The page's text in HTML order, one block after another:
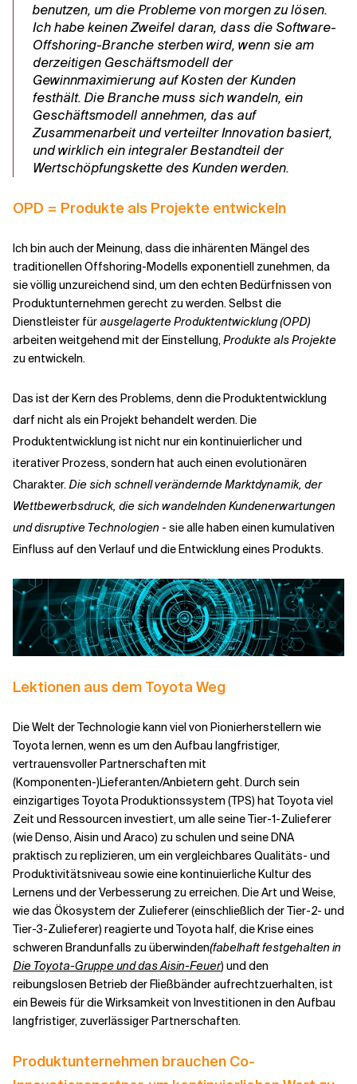
benutzen, um die Probleme von morgen zu lösen.
Ich habe keinen Zweifel daran, dass die Software-
Offshoring-Branche sterben wird, wenn sie am
derzeitigen Geschäftsmodell der
Gewinnmaximierung auf Kosten der Kunden
festhält. Die Branche muss sich wandeln, ein
Geschäftsmodell annehmen, das auf
Zusammenarbeit und verteilter Innovation basiert,
und wirklich ein integraler Bestandteil der
Wertschöpfungskette des Kunden werden.
OPD = Produkte als Projekte entwickeln
Ich bin auch der Meinung, dass die inhärenten Mängel des
traditionellen Offshoring-Modells exponentiell zunehmen, da
sie völlig unzureichend sind, um den echten Bedürfnissen von
Produktunternehmen gerecht zu werden. Selbst die
Dienstleister fürausgelagerte Produktentwicklung (OPD)
arbeiten weitgehend mit der Einstellung,Produkte als Projekte
zu entwickeln.
Das ist der Kern des Problems, denn die Produktentwicklung
darf nicht als ein Projekt behandelt werden. Die
Produktentwicklung ist nicht nur ein kontinuierlicher und
iterativer Prozess, sondern hat auch einen evolutionären
Charakter. Die sich schnell verändernde Marktdynamik, der
Wettbewerbsdruck, die sich wandelnden Kundenerwartungen
und disruptive Technologien - sie alle haben einen kumulativen
Einfluss auf den Verlauf und die Entwicklung eines Produkts.
Lektionen aus dem Toyota Weg
Die Welt der Technologie kann viel von Pionierherstellern wie
Toyota lernen, wenn es um den Aufbau langfristiger,
vertrauensvoller Partnerschaften mit
(Komponenten-)Lieferanten/Anbietern geht. Durch sein
einzigartiges Toyota Produktionssystem (TPS) hat Toyota viel
Zeit und Ressourcen investiert, um alle seine Tier-1-Zulieferer
(wieDenso, Aisin und Araco) zu schulen und seine DNA
praktisch zu replizieren, um ein vergleichbares Qualitäts- und
Produktivitätsniveau sowie eine kontinuierliche Kultur des
Lernens und der Verbesserung zu erreichen. Die Art und Weise,
wie das Ökosystem der Zulieferer (einschließlich der Tier-2- und
Tier-3-Zulieferer) reagierte und Toyota half, die Krise eines
schweren Brandunfalls zu überwinden(fabelhaft festgehalten in
Die Toyota-Gruppe und das Aisin-Feuer) und den
reibungslosen Betrieb der Fließbänder aufrechtzuerhalten, ist
ein Beweis für die Wirksamkeit von Investitionen in den Aufbau
langfristiger, zuverlässiger Partnerschaften.
Produktunternehmen brauchen Co-